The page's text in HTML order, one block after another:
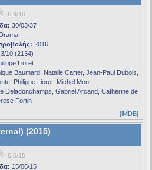
6.9/10
30/03/37
Drama
2016
10 (2134)
Lioret
Baumard, Natalie Carter, Jean-Paul Dubois,
Philippe Lioret, Michel Mon
Deladonchamps, Gabriel Arcand, Catherine de
Fortin
[iMDB]
(2015)
6.6/10
15/06/15